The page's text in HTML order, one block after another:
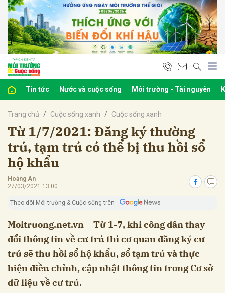
Tin tức Nước và cuộc sống Môi trường - Tài nguyên
Trang chủ Cuộc sống xanh Cuộc sống xanh
Từ 1/7/2021: Đăng ký thường
trú, tạm trú có thể bị thu hồi sổ
hộ khẩu
Hoàng An
27/03/2021 13:00
Theo dõi Môi trường & Cuộc sống trên
Moitruong.net.vn – Từ 1-7, khi công dân thay
đổi thông tin về cư trú thì cơ quan đăng ký cư
trú sẽ thu hồi sổ hộ khẩu, sổ tạm trú và thực
hiện điều chỉnh, cập nhật thông tin trong Cơ sở
dữ liệu về cư trú.
luận